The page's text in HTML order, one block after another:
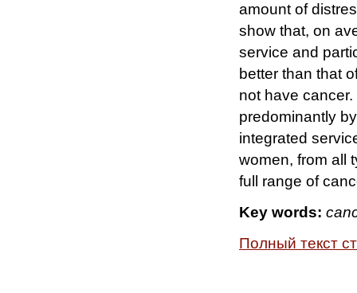
amount of
show that, on
service and
better than that
not have
predominantly
integrated
women, from all
full range of
Key words:
Полный текст